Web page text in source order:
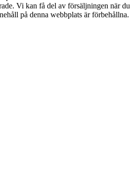
Vi kan få del av försäljningen när
på denna webbplats är